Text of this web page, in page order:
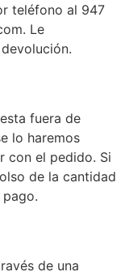
teléfono al 947
Le
fuera de
lo haremos
con el pedido. Si
de la cantidad
de una